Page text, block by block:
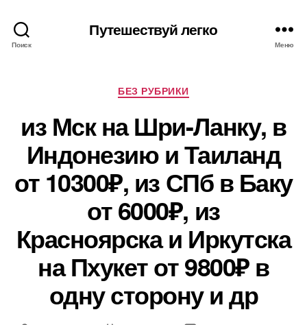
Поиск
Путешествуй легко
Меню
Рубрики
БЕЗ РУБРИКИ
из Мск на Шри-Ланку, в
Индонезию и Таиланд
от 10300₽, из СПб в Баку
от 6000₽, из
Красноярска и Иркутска
на Пхукет от 9800₽ в
одну сторону и др